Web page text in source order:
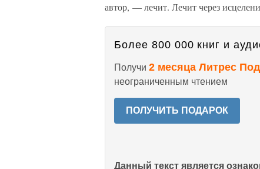
автор, — лечит. Лечит через
Более 800 000 книг и
Получи 2 месяца Литрес
неограниченным чтением
ПОЛУЧИТЬ ПОДАРОК
Данный текст является